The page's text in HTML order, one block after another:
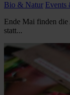
Bio & Natur Events
Ende Mai finden
statt...